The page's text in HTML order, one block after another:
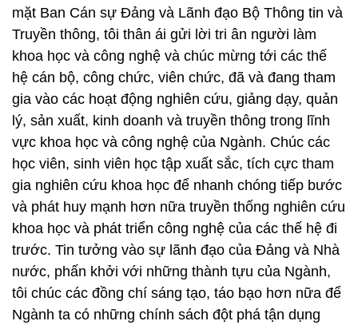
mặt Ban Cán sự Đảng và Lãnh đạo Bộ Thông tin và
Truyền thông, tôi thân ái gửi lời tri ân người làm
khoa học và công nghệ và chúc mừng tới các thế
hệ cán bộ, công chức, viên chức, đã và đang tham
gia vào các hoạt động nghiên cứu, giảng dạy, quản
lý, sản xuất, kinh doanh và truyền thông trong lĩnh
vực khoa học và công nghệ của Ngành. Chúc các
học viên, sinh viên học tập xuất sắc, tích cực tham
gia nghiên cứu khoa học để nhanh chóng tiếp bước
và phát huy mạnh hơn nữa truyền thống nghiên cứu
khoa học và phát triển công nghệ của các thế hệ đi
trước. Tin tưởng vào sự lãnh đạo của Đảng và Nhà
nước, phấn khởi với những thành tựu của Ngành,
tôi chúc các đồng chí sáng tạo, táo bạo hơn nữa để
Ngành ta có những chính sách đột phá tận dụng